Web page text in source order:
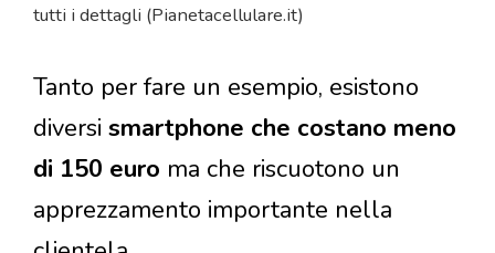
tutti i dettagli (Pianetacellulare.it)
Tanto per fare un esempio, esistono
diversi smartphone che costano meno
di 150 euro ma che riscuotono un
apprezzamento importante nella